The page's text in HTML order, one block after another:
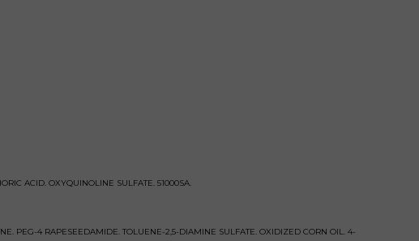
ACID. OXYQUINOLINE SULFATE. 51000SA.
PEG-4 RAPESEEDAMIDE. TOLUENE-2,5-DIAMINE SULFATE. OXIDIZED CORN OIL. 4-